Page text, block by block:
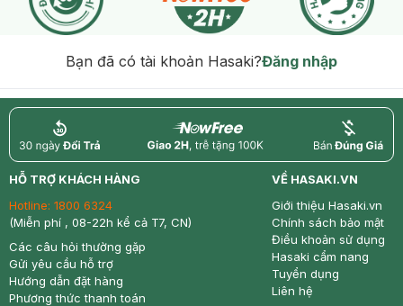
Bạn đã có tài khoản Hasaki?Đăng nhập
return nowfree price
HỖ TRỢ KHÁCH HÀNG
Hotline: 1800 6324
(Miễn phí , 08-22h kể cả T7, CN)
Các câu hỏi thường gặp
Gửi yêu cầu hỗ trợ
Hướng dẫn đặt hàng
Phương thức thanh toán
VỀ HASAKI.VN
Giới thiệu Hasaki.vn
Chính sách bảo mật
Điều khoản sử dụng
Hasaki cẩm nang
Tuyển dụng
Liên hệ